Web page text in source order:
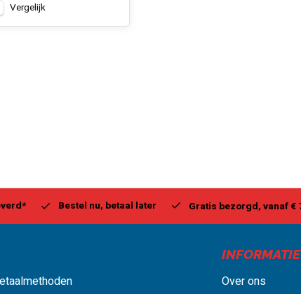
Vergelijk
Bestel nu, betaal later Gratis bezorgd, vanaf € 75,00
INFORMATIE
Over ons